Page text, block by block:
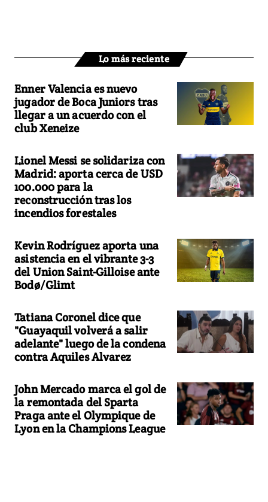
Lo más reciente
Enner Valencia es nuevo
jugador de Boca Juniors tras
llegar a un acuerdo con el
club Xeneize
Lionel Messi se solidariza con
Madrid: aporta cerca de USD
100.000 para la
reconstrucción tras los
incendios forestales
Kevin Rodríguez aporta una
asistencia en el vibrante 3-3
del Union Saint-Gilloise ante
Bodø/Glimt
Tatiana Coronel dice que
"Guayaquil volverá a salir
adelante" luego de la condena
contra Aquiles Alvarez
John Mercado marca el gol de
la remontada del Sparta
Praga ante el Olympique de
Lyon en la Champions League